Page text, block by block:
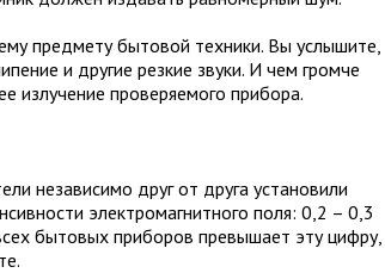
предмету бытовой техники. Вы услышите,
и другие резкие звуки. И чем громче
излучение проверяемого прибора.
независимо друг от друга установили
электромагнитного поля: 0,2 – 0,3
бытовых приборов превышает эту цифру,